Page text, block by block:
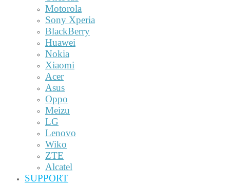
Motorola
Sony Xperia
BlackBerry
Huawei
Nokia
Xiaomi
Acer
Asus
Oppo
Meizu
LG
Lenovo
Wiko
ZTE
Alcatel
SUPPORT